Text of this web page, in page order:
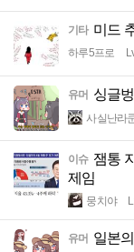
기타 미드
하루5프로
유머 싱글
사실난라
이슈 잼통
제임
뭉치야
유머 일본